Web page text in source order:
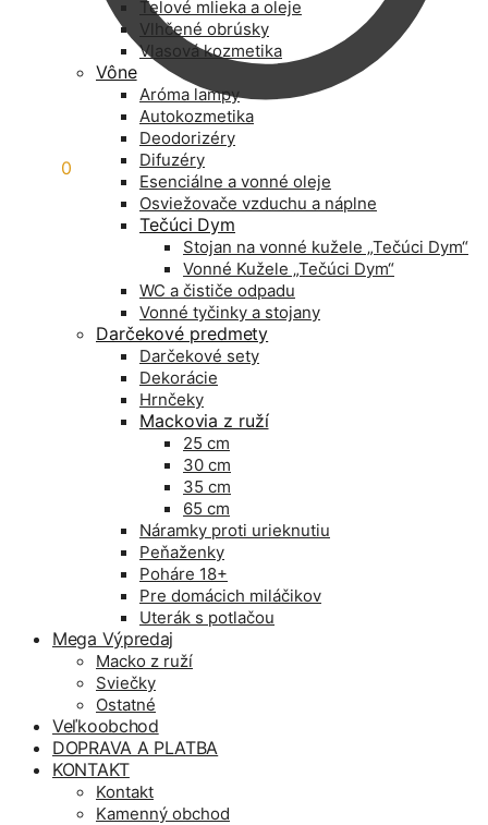
0
Telové mlieka a oleje
Vlhčené obrúsky
Vlasová kozmetika
Vône
Aróma lampy
Autokozmetika
Deodorizéry
Difuzéry
Esenciálne a vonné oleje
Osviežovače vzduchu a náplne
Tečúci Dym
Stojan na vonné kužele „Tečúci Dym“
Vonné Kužele „Tečúci Dym“
WC a čističe odpadu
Vonné tyčinky a stojany
Darčekové predmety
Darčekové sety
Dekorácie
Hrnčeky
Mackovia z ruží
25 cm
30 cm
35 cm
65 cm
Náramky proti urieknutiu
Peňaženky
Poháre 18+
Pre domácich miláčikov
Uterák s potlačou
Mega Výpredaj
Macko z ruží
Sviečky
Ostatné
Veľkoobchod
DOPRAVA A PLATBA
KONTAKT
Kontakt
Kamenný obchod